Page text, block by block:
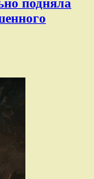
подняла